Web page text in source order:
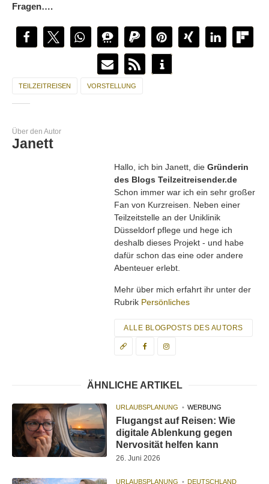
Fragen….
TEILZEITREISEN VORSTELLUNG
Über den Autor
Janett
Hallo, ich bin Janett, die Gründerin
des Blogs Teilzeitreisender.de
Schon immer war ich ein sehr großer
Fan von Kurzreisen. Neben einer
Teilzeitstelle an der Uniklinik
Düsseldorf pflege und hege ich
deshalb dieses Projekt - und habe
dafür schon das eine oder andere
Abenteuer erlebt.
Mehr über mich erfahrt ihr unter der
Rubrik Persönliches
ALLE BLOGPOSTS DES AUTORS
ÄHNLICHE ARTIKEL
URLAUBSPLANUNG WERBUNG
Flugangst auf Reisen: Wie
digitale Ablenkung gegen
Nervosität helfen kann
26. Juni 2026
URLAUBSPLANUNG DEUTSCHLAND